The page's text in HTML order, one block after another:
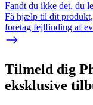
Fandt du ikke det, du
Få hjælp til dit produkt,
foretag fejlfinding af
Tilmeld dig
eksklusive